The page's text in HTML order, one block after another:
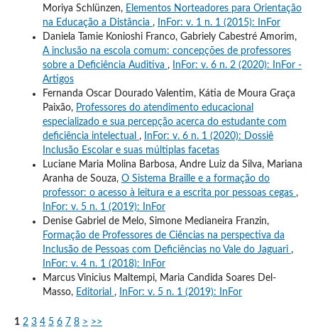
Moriya Schlünzen, Elementos Norteadores para Orientação
na Educação a Distância ,
InFor: v. 1 n. 1 (2015): InFor
Daniela Tamie Konioshi Franco, Gabriely Cabestré Amorim,
A inclusão na escola comum: concepções de professores
sobre a Deficiência Auditiva ,
InFor: v. 6 n. 2 (2020): InFor -
Artigos
Fernanda Oscar Dourado Valentim, Kátia de Moura Graça
Paixão, Professores do atendimento educacional
especializado e sua percepção acerca do estudante com
deficiência intelectual ,
InFor: v. 6 n. 1 (2020): Dossiê
Inclusão Escolar e suas múltiplas facetas
Luciane Maria Molina Barbosa, Andre Luiz da Silva, Mariana
Aranha de Souza, O Sistema Braille e a formação do
professor: o acesso à leitura e a escrita por pessoas cegas ,
InFor: v. 5 n. 1 (2019): InFor
Denise Gabriel de Melo, Simone Medianeira Franzin,
Formação de Professores de Ciências na perspectiva da
Inclusão de Pessoas com Deficiências no Vale do Jaguari ,
InFor: v. 4 n. 1 (2018): InFor
Marcus Vinicius Maltempi, Maria Candida Soares Del-
Masso, Editorial , InFor: v. 5 n. 1 (2019): InFor
1 2 3 4 5 6 7 8 > >>